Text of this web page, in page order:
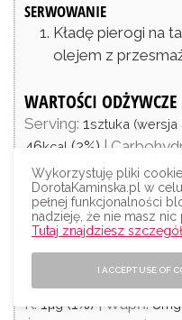
SERWOWANIE
Kładę pierogi na
olejem z
WARTOŚCI ODŻYWCZE
Serving: 1sztuka (wersja
46kcal (2%) |
(4%)|Fat:1 g(2%) |
Sód:25mg(1%)|Potas:
Cukier:1 g(1%) |
(67%)|Vitamin B2:1mg
Vitamin B5:1 (10%)|
K: 1µg (1%) | Wapń: 8mg
Wykorzystuję pliki
DorotaKaminska.pl w
pełnej funkcjonalności
nadzieję, że nie masz nic
Tutaj znajdziesz
I ACCEPT USE OF